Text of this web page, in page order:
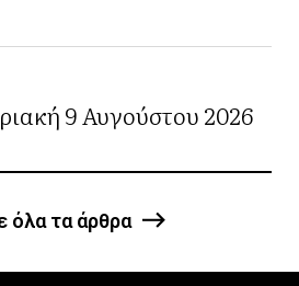
9 Αυγούστου 2026
όλα τα άρθρα